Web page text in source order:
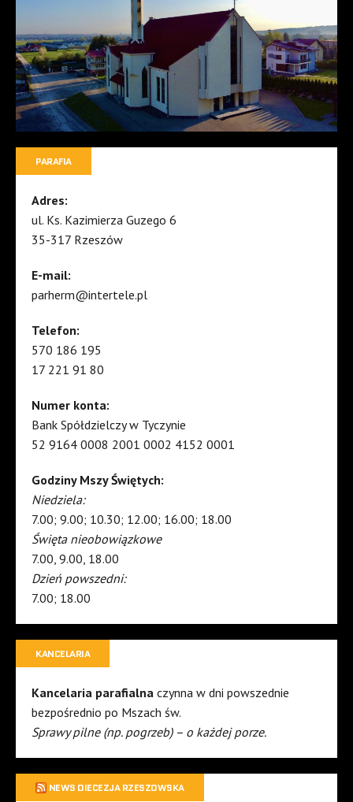
PARAFIA
Adres:
ul. Ks. Kazimierza Guzego 6
35-317 Rzeszów
E-mail:
parherm@intertele.pl
Telefon:
570 186 195
17 221 91 80
Numer konta:
Bank Spółdzielczy w Tyczynie
52 9164 0008 2001 0002 4152 0001
Godziny Mszy Świętych:
Niedziela:
7.00; 9.00; 10.30; 12.00; 16.00; 18.00
Święta nieobowiązkowe
7.00, 9.00, 18.00
Dzień powszedni:
7.00; 18.00
KANCELARIA
Kancelaria parafialna czynna w dni powszednie
bezpośrednio po Mszach św.
Sprawy pilne (np. pogrzeb) – o każdej porze.
NEWS DIECEZJA RZESZOWSKA